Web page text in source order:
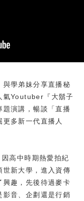
學弟妹分享直播秘
氣Youtuber『大鬍子
演講，暢談「直播
多新一代直播人
高中時期熱愛拍紀
世新大學，進入資傳
興趣，先後待過麥卡
影音、企劃還是行銷